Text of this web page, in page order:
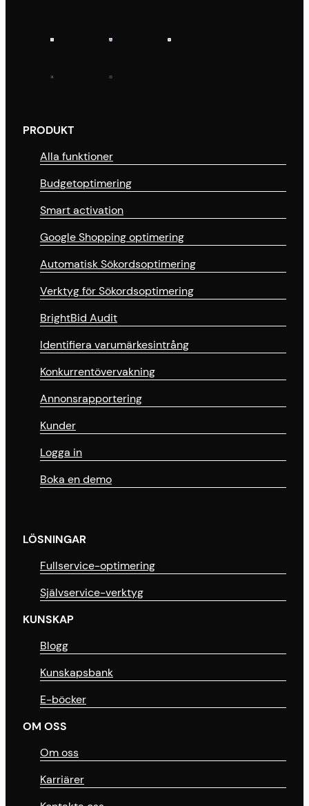
PRODUKT
Alla funktioner
Budgetoptimering
Smart activation
Google Shopping optimering
Automatisk Sökordsoptimering
Verktyg för Sökordsoptimering
BrightBid Audit
Identifiera varumärkesintrång
Konkurrentövervakning
Annonsrapportering
Kunder
Logga in
Boka en demo
LÖSNINGAR
Fullservice-optimering
Självservice-verktyg
KUNSKAP
Blogg
Kunskapsbank
E-böcker
OM OSS
Om oss
Karriärer